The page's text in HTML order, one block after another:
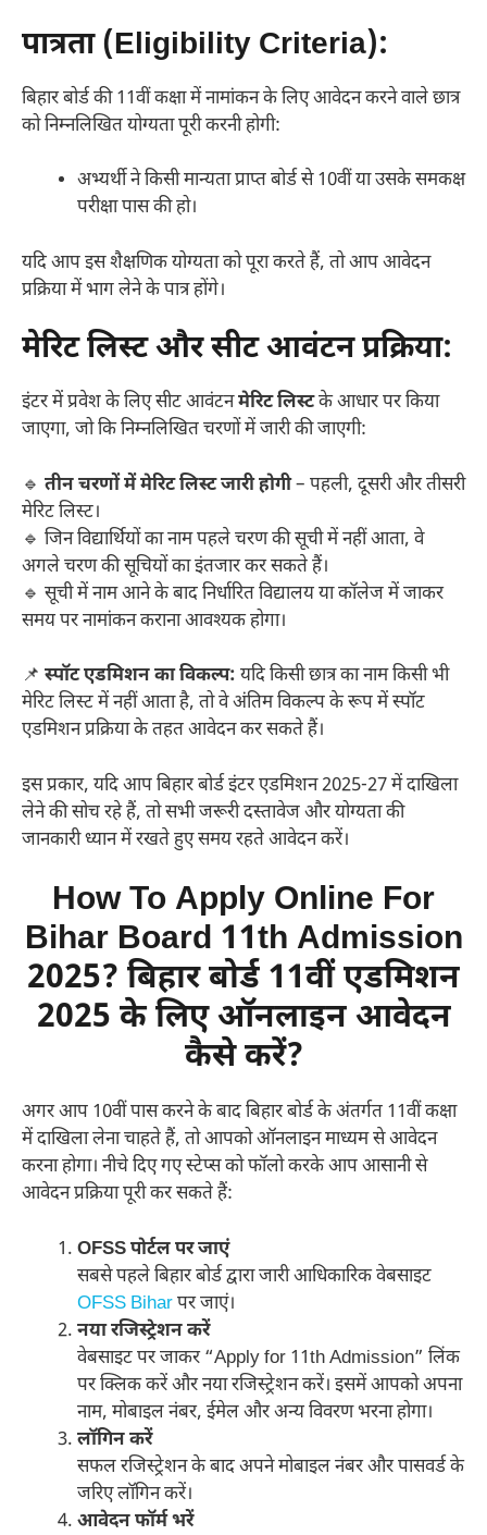
पात्रता (Eligibility Criteria):
बिहार बोर्ड की 11वीं कक्षा में नामांकन के लिए आवेदन करने वाले छात्र
को निम्नलिखित योग्यता पूरी करनी होगी:
अभ्यर्थी ने किसी मान्यता प्राप्त बोर्ड से 10वीं या उसके समकक्ष
परीक्षा पास की हो।
यदि आप इस शैक्षणिक योग्यता को पूरा करते हैं, तो आप आवेदन
प्रक्रिया में भाग लेने के पात्र होंगे।
मेरिट लिस्ट और सीट आवंटन प्रक्रिया:
इंटर में प्रवेश के लिए सीट आवंटनमेरिट लिस्टके आधार पर किया
जाएगा, जो कि निम्नलिखित चरणों में जारी की जाएगी:
🔹 तीन चरणों में मेरिट लिस्ट जारी होगी– पहली, दूसरी और तीसरी
मेरिट लिस्ट।
🔹 जिन विद्यार्थियों का नाम पहले चरण की सूची में नहीं आता, वे
अगले चरण की सूचियों का इंतजार कर सकते हैं।
🔹 सूची में नाम आने के बाद निर्धारित विद्यालय या कॉलेज में जाकर
समय पर नामांकन कराना आवश्यक होगा।
📌 स्पॉट एडमिशन का विकल्प: यदि किसी छात्र का नाम किसी भी
मेरिट लिस्ट में नहीं आता है, तो वे अंतिम विकल्प के रूप में स्पॉट
एडमिशन प्रक्रिया के तहत आवेदन कर सकते हैं।
इस प्रकार, यदि आप बिहार बोर्ड इंटर एडमिशन 2025-27 में दाखिला
लेने की सोच रहे हैं, तो सभी जरूरी दस्तावेज और योग्यता की
जानकारी ध्यान में रखते हुए समय रहते आवेदन करें।
How To Apply Online For
Bihar Board 11th Admission
2025? बिहार बोर्ड 11वीं एडमिशन
2025 के लिए ऑनलाइन आवेदन
कैसे करें?
अगर आप 10वीं पास करने के बाद बिहार बोर्ड के अंतर्गत 11वीं कक्षा
में दाखिला लेना चाहते हैं, तो आपको ऑनलाइन माध्यम से आवेदन
करना होगा। नीचे दिए गए स्टेप्स को फॉलो करके आप आसानी से
आवेदन प्रक्रिया पूरी कर सकते हैं:
OFSS पोर्टल पर जाएं
सबसे पहले बिहार बोर्ड द्वारा जारी आधिकारिक वेबसाइट
OFSS Biharपर जाएं।
नया रजिस्ट्रेशन करें
वेबसाइट पर जाकर “Apply for 11th Admission” लिंक
पर क्लिक करें और नया रजिस्ट्रेशन करें। इसमें आपको अपना
नाम, मोबाइल नंबर, ईमेल और अन्य विवरण भरना होगा।
लॉगिन करें
सफल रजिस्ट्रेशन के बाद अपने मोबाइल नंबर और पासवर्ड के
जरिए लॉगिन करें।
आवेदन फॉर्म भरें